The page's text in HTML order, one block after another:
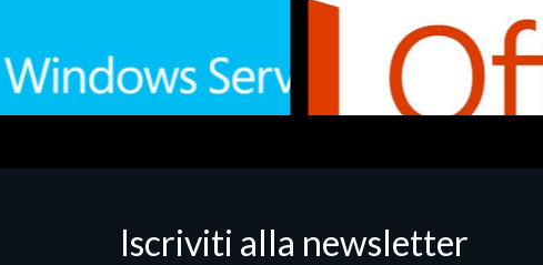
Software - Office Productivity Software - Office Productivity
Iscriviti alla newsletter